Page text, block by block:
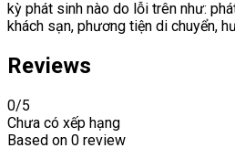
kỳ phát sinh nào do lỗi trên như:
khách sạn, phương tiện di chuyển,
Reviews
0/5
Chưa có xếp hạng
Based on 0 review